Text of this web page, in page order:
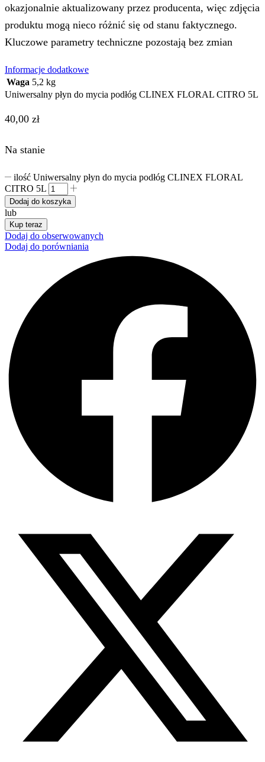
okazjonalnie aktualizowany przez producenta, więc zdjęcia
produktu mogą nieco różnić się od stanu faktycznego.
Kluczowe parametry techniczne pozostają bez zmian
Informacje dodatkowe
Waga 5,2 kg
Uniwersalny płyn do mycia podłóg CLINEX FLORAL CITRO 5L
40,00 zł
Na stanie
ilość Uniwersalny płyn do mycia podłóg CLINEX FLORAL
CITRO 5L
Dodaj do koszyka
lub
Kup teraz
Dodaj do obserwowanych
Dodaj do porówniania